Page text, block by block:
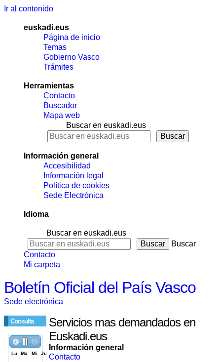
Ir al contenido
euskadi.eus
Página de inicio
Temas
Gobierno Vasco
Trámites
Herramientas
Contacto
Buscador
Mapa web
Buscar en euskadi.eus
Información general
Accesibilidad
Información legal
Política de cookies
Sede Electrónica
Idioma
Buscar en euskadi.eus
Buscar
Contacto
Mi carpeta
Boletín Oficial del País Vasco
Sede electrónica
Consulta
Servicios mas demandados en
Euskadi.eus
Información general
Contacto